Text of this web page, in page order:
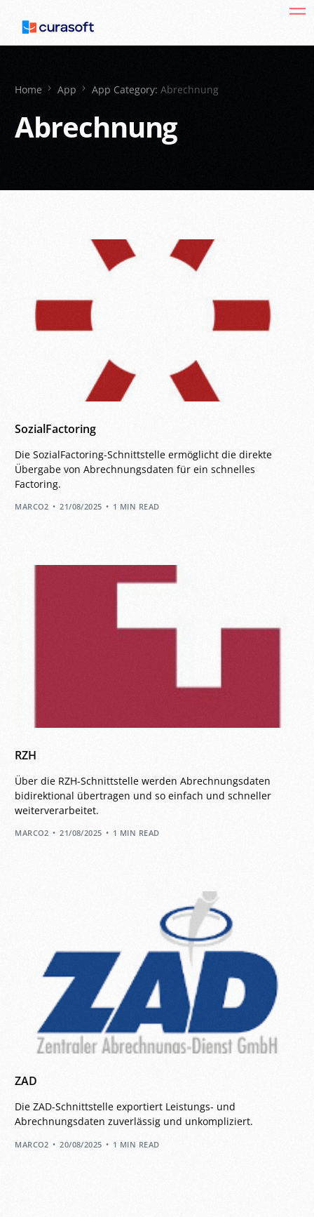
Home App App Category:Abrechnung
Abrechnung
SozialFactoring
Die SozialFactoring-Schnittstelle ermöglicht die direkte
Übergabe von Abrechnungsdaten für ein schnelles
Factoring.
MARCO2 21/08/2025 1 MIN READ
RZH
Über die RZH-Schnittstelle werden Abrechnungsdaten
bidirektional übertragen und so einfach und schneller
weiterverarbeitet.
MARCO2 21/08/2025 1 MIN READ
ZAD
Die ZAD-Schnittstelle exportiert Leistungs- und
Abrechnungsdaten zuverlässig und unkompliziert.
MARCO2 20/08/2025 1 MIN READ